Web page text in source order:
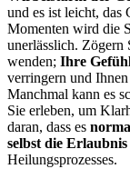
und es ist leicht, das
Momenten wird die
unerlässlich. Zögern
wenden; Ihre
verringern und
Manchmal kann es
Sie erleben, um
daran, dass es
selbst die
Heilungsprozesses.